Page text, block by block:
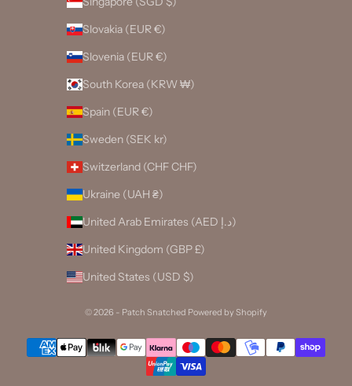
Slovakia (EUR €)
Slovenia (EUR €)
South Korea (KRW ₩)
Spain (EUR €)
Sweden (SEK kr)
Switzerland (CHF CHF)
Ukraine (UAH ₴)
United Arab Emirates (AED د.إ)
United Kingdom (GBP £)
United States (USD $)
© 2026 - Patch Snatched Powered by Shopify